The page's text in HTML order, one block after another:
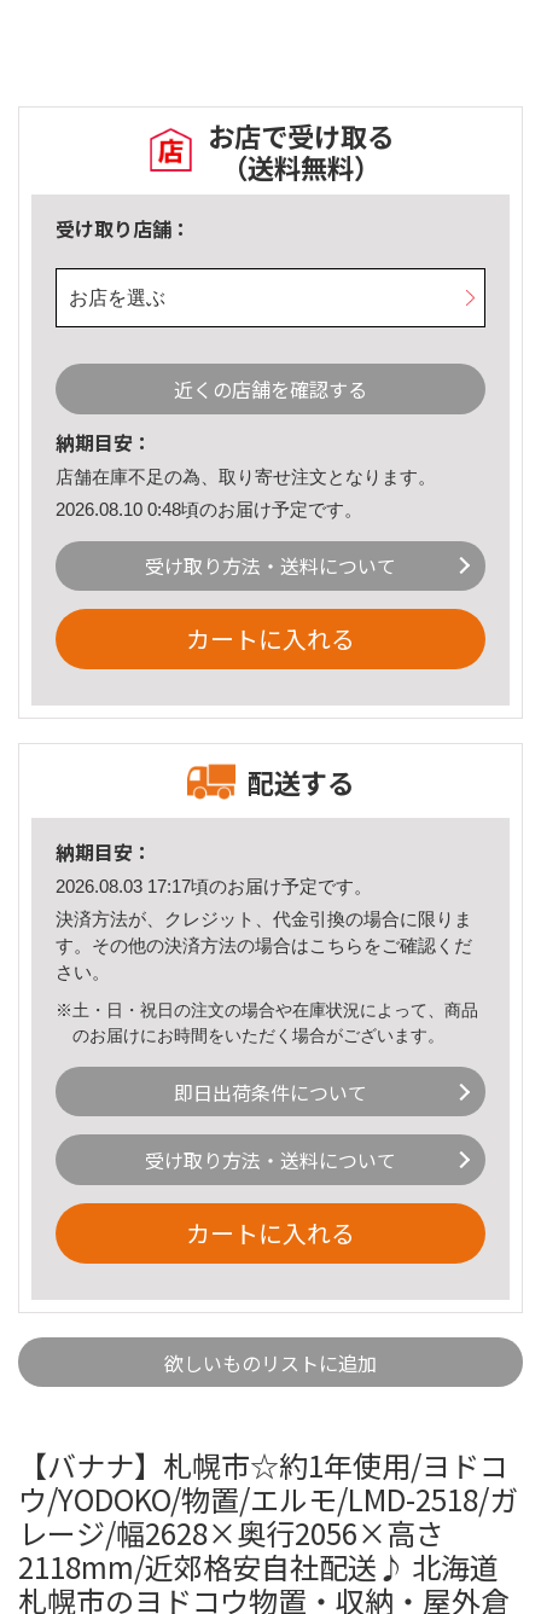
お店で受け取る
（送料無料）
受け取り店舗：
お店を選ぶ
近くの店舗を確認する
納期目安：
店舗在庫不足の為、取り寄せ注文となります。
2026.08.10 0:48頃のお届け予定です。
受け取り方法・送料について
カートに入れる
配送する
納期目安：
2026.08.03 17:17頃のお届け予定です。
決済方法が、クレジット、代金引換の場合に限りま
す。その他の決済方法の場合はこちら をご確認くだ
さい。
※土・日・祝日の注文の場合や在庫状況によって、商品
のお届けにお時間をいただく場合がございます。
即日出荷条件について
受け取り方法・送料について
カートに入れる
欲しいものリストに追加
【バナナ】札幌市☆約1年使用/ヨドコ
ウ/YODOKO/物置/エルモ/LMD-2518/ガ
レージ/幅2628×奥行2056×高さ
2118mm/近郊格安自社配送♪ 北海道
札幌市のヨドコウ物置・収納・屋外倉